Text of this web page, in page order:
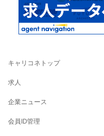
キャリコネトップ
求人
企業ニュース
会員ID管理